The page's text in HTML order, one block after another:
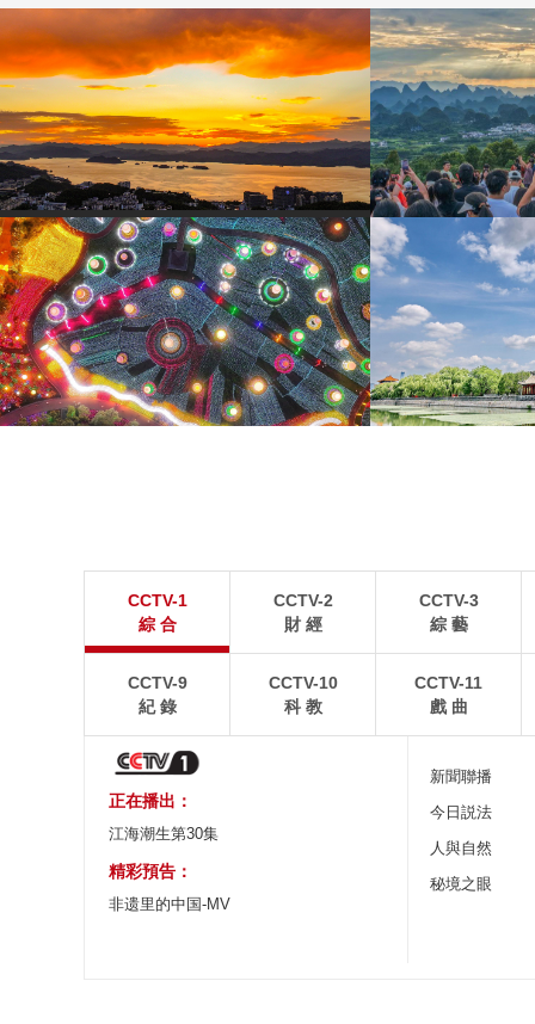
杭州千島湖晚霞絢爛鋪滿天空
8月2日，杭州千島湖迎來晚霞盛景。落日沉入湖面，
廣西陽朔：壯美
8月2日，游客在廣西
8月2日晚，江蘇張家港香山風景區燈光璀璨，市民和
游客前來賞夜景、逛集市。
8月1日，北京故宮博
CCTV-1
綜 合
CCTV-2
財 經
CCTV-3
綜 藝
CCTV-9
紀 錄
CCTV-10
科 教
CCTV-11
戲 曲
正在播出：
江海潮生第30集
精彩預告：
非遗里的中国-MV
新聞聯播
今日説法
人與自然
秘境之眼